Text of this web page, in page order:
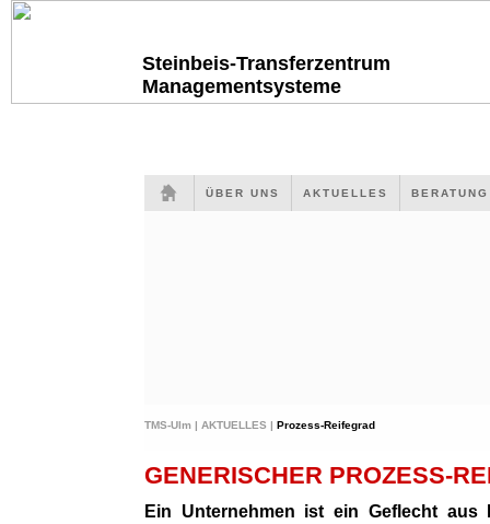
Steinbeis-Transferzentrum
Managementsysteme
ÜBER UNS AKTUELLES
TMS-Ulm | AKTUELLES | Prozess-Reifegrad
GENERISCHER PROZESS-
Ein Unternehmen ist ein Geflecht aus